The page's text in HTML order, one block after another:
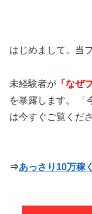
はじめまして。当
未経験者が 「なぜ
を暴露します。 「
は今すぐご覧くださ
⇒あっさり10万稼